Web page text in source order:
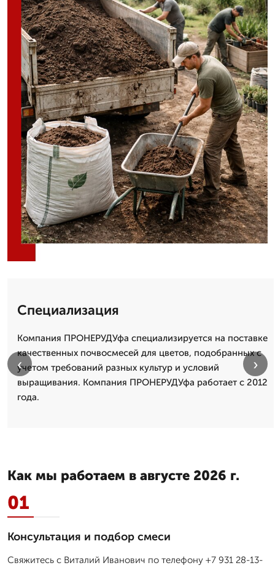
Специализация
Компания ПРОНЕРУДУфа специализируется на поставке
качественных почвосмесей для цветов, подобранных с
учетом требований разных культур и условий
выращивания. Компания ПРОНЕРУДУфа работает с 2012
года.
‹ ›
Как мы работаем в августе 2026 г.
01
Консультация и подбор смеси
Свяжитесь с Виталий Иванович по телефону +7 931 28-13-